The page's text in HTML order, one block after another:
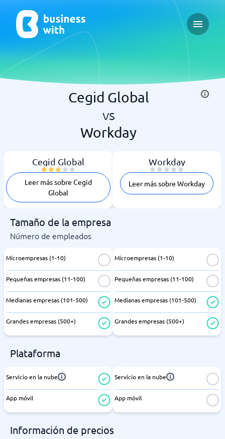
Open
Cegid Global
vs
Workday
Cegid Global
Leer más sobre Cegid
Global
Workday
Leer más sobre Workday
Tamaño de la empresa
Número de empleados
Microempresas (1-10)
Pequeñas empresas (11-100)
Medianas empresas (101-500)
Grandes empresas (500+)
Microempresas (1-10)
Pequeñas empresas (11-100)
Medianas empresas (101-500)
Grandes empresas (500+)
Plataforma
Servicio en la nube
App móvil
Servicio en la nube
App móvil
Información de precios